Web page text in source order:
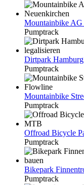
Mountainbike
Pumptrack
Dirtpark
Pumptrack
Mountainbike
Pumptrack
Offroad Bicycle
Pumptrack
Bikepark
Pumptrack